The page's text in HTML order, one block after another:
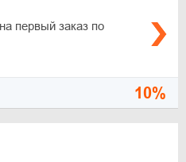
первый заказ по
10%